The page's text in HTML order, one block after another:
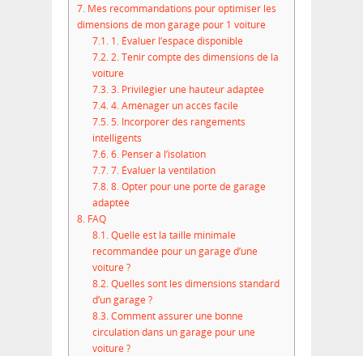
7. Mes recommandations pour optimiser les
dimensions de mon garage pour 1 voiture
7.1.1. Évaluer l’espace disponible
7.2.2. Tenir compte des dimensions de la
voiture
7.3.3. Privilégier une hauteur adaptée
7.4.4. Aménager un accès facile
7.5.5. Incorporer des rangements
intelligents
7.6.6. Penser à l’isolation
7.7.7. Évaluer la ventilation
7.8.8. Opter pour une porte de garage
adaptée
8. FAQ
8.1.Quelle est la taille minimale
recommandée pour un garage d’une
voiture ?
8.2.Quelles sont les dimensions standard
d’un garage ?
8.3.Comment assurer une bonne
circulation dans un garage pour une
voiture ?